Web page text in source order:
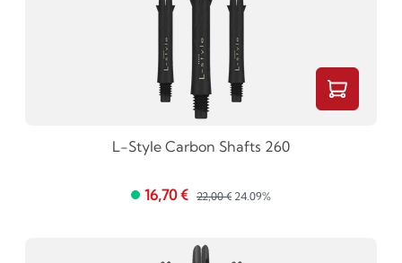
L-Style Carbon Shafts 260
16,70 € 22,00 € 24.09%